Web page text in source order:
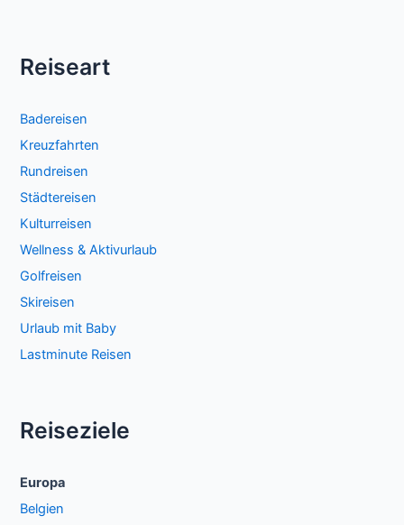
Reiseart
Badereisen
Kreuzfahrten
Rundreisen
Städtereisen
Kulturreisen
Wellness & Aktivurlaub
Golfreisen
Skireisen
Urlaub mit Baby
Lastminute Reisen
Reiseziele
Europa
Belgien